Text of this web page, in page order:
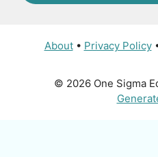
About• Privacy Policy
© 2026 One Sigma